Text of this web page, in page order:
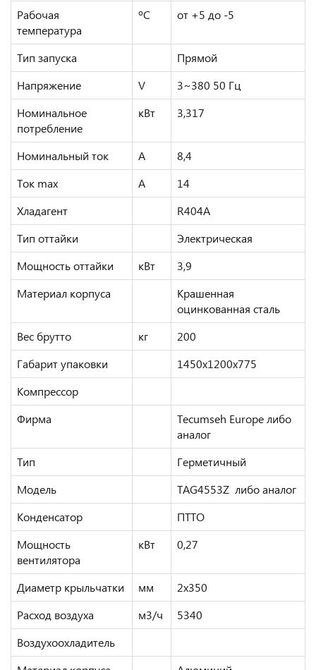
Рабочая
температура
ºС от +5 до -5
Тип запуска
Прямой
Напряжение
V
3~380 50 Гц
Номинальное
потребление
кВт 3,317
Номинальный ток А
8,4
Ток max
А
14
Хладагент
R404A
Тип оттайки
Электрическая
Мощность оттайки
кВт
3,9
Материал корпуса
Крашенная
оцинкованная сталь
Вес брутто
кг
200
Габарит упаковки
1450х1200х775
Компрессор
Фирма
Tecumseh Europe либо
аналог
Тип
Герметичный
Модель
TAG4553Z либо аналог
Конденсатор
ПТТО
Мощность
вентилятора
кВт 0,27
Диаметр крыльчатки мм
2х350
Расход воздуха
м3/ч
5340
Воздухоохладитель